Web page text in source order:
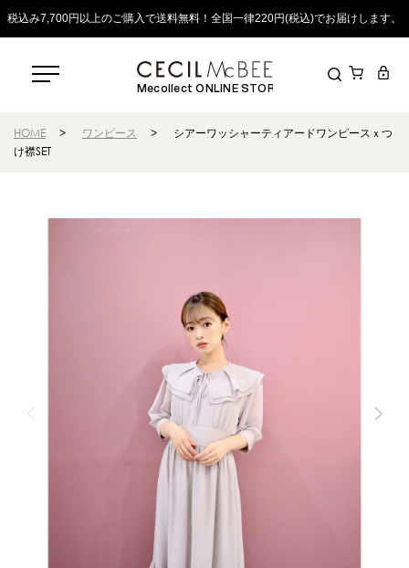
税込み7,700円以上のご購入で送料無料！全国一律220円(税込)でお届けします。
Mecollect ONLINE STORE
HOME > ワンピース >
シアーワッシャーティアードワンピースｘつ
け襟SET